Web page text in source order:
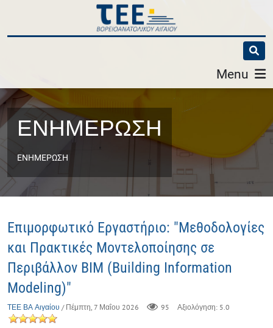
Menu
ΕΝΗΜΕΡΩΣΗ
ΕΝΗΜΕΡΩΣΗ
Επιμορφωτικό Εργαστήριο: "Μεθοδολογίες
και Πρακτικές Μοντελοποίησης σε
Περιβάλλον BIM (Building Information
Modeling)"
ΤΕΕ ΒΑ Αιγαίου / Πέμπτη, 7 Μαΐου 2026 95 Αξιολόγηση: 5.0